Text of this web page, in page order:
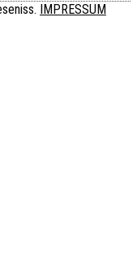
IMPRESSUM